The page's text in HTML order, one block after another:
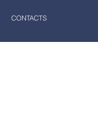
CONTACTS